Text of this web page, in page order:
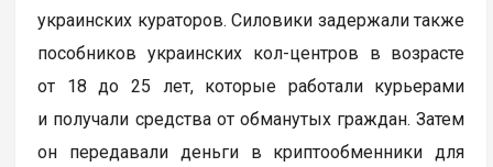
украинских кураторов. Силовики задержали также
пособников украинских кол-центров в возрасте
от 18 до 25 лет, которые работали курьерами
и получали средства от обманутых граждан. Затем
он передавали деньги в криптообменники для